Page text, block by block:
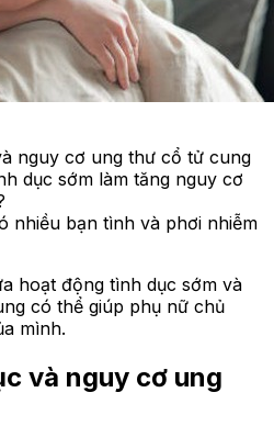
nguy cơ ung thư cổ tử cung
dục sớm làm tăng nguy cơ
nhiều bạn tình và phơi nhiễm
hoạt động tình dục sớm và
có thể giúp phụ nữ chủ
mình.
và nguy cơ ung